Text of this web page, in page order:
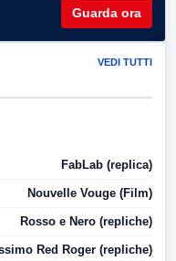
Guarda ora
VEDI TUTTI
FabLab (replica)
Nouvelle Vouge (Film)
Rosso e Nero (repliche)
Red Roger (repliche)